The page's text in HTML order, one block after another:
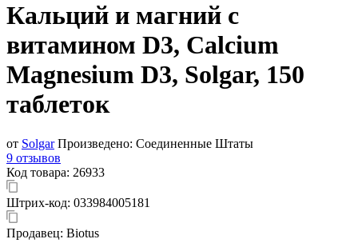
Кальций и магний с
витамином D3, Calcium
Magnesium D3, Solgar, 150
таблеток
от Solgar Произведено: Соединенные Штаты
9 отзывов
Код товара: 26933
Штрих-код: 033984005181
Продавец: Biotus